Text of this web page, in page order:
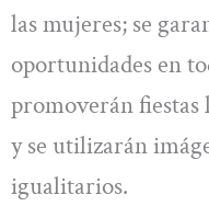
las mujeres; se
oportunidades en
promoverán fiestas
y se utilizarán
igualitarios.